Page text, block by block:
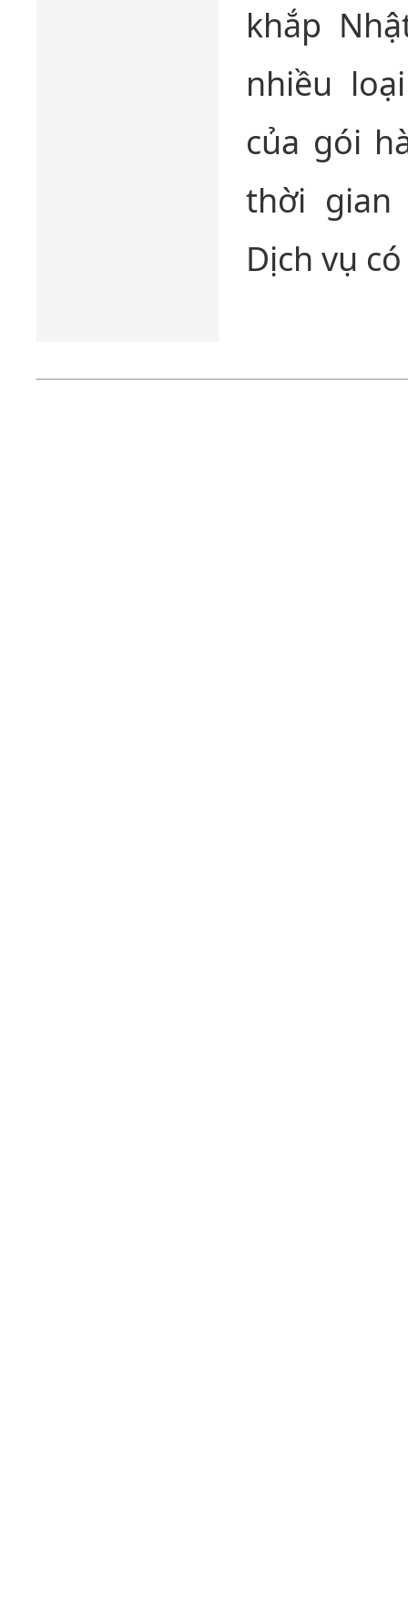
khắp
nhiều
của gói
thời gian
Dịch vụ